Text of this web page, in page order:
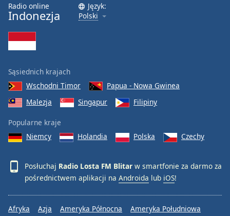
Radio online
Indonezja
Język:
Polski
Sąsiednich krajach
Wschodni Timor
Papua - Nowa Gwinea
Malezja
Singapur Filipiny
Popularne kraje
Niemcy
Holandia Polska Czechy
Posłuchaj Radio Losta FM Blitar w smartfonie za darmo za
pośrednictwem aplikacji na Androida lub iOS!
Afryka Azja Ameryka Północna
Ameryka Południowa